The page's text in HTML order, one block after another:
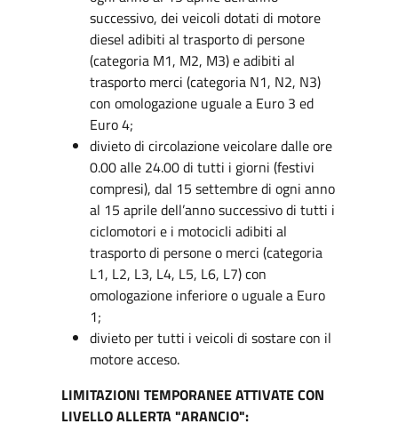
successivo, dei veicoli dotati di motore
diesel adibiti al trasporto di persone
(categoria M1, M2, M3) e adibiti al
trasporto merci (categoria N1, N2, N3)
con omologazione uguale a Euro 3 ed
Euro 4;
divieto di circolazione veicolare dalle ore
0.00 alle 24.00 di tutti i giorni (festivi
compresi), dal 15 settembre di ogni anno
al 15 aprile dell’anno successivo di tutti i
ciclomotori e i motocicli adibiti al
trasporto di persone o merci (categoria
L1, L2, L3, L4, L5, L6, L7) con
omologazione inferiore o uguale a Euro
1;
divieto per tutti i veicoli di sostare con il
motore acceso.
LIMITAZIONI TEMPORANEE ATTIVATE CON
LIVELLO ALLERTA "ARANCIO":